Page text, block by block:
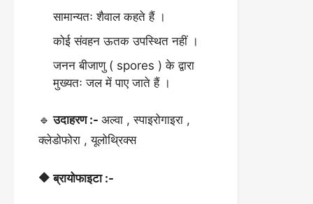
सामान्यतः शैवाल कहते हैं ।
कोई संवहन ऊतक उपस्थित नहीं ।
जनन बीजाणु ( spores ) के द्वारा
मुख्यतः जल में पाए जाते हैं ।
🔹 उदाहरण :- अल्वा , स्पाइरोगाइरा ,
क्लेडोफोरा , यूलोथ्रिक्स
🔶 ब्रायोफाइटा :-